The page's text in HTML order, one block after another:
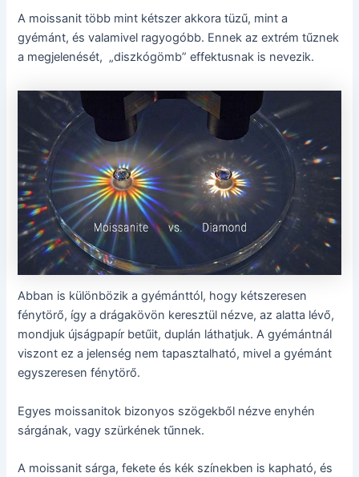
A moissanit több mint kétszer akkora tüzű, mint a
gyémánt, és valamivel ragyogóbb. Ennek az extrém tűznek
a megjelenését, „diszkógömb” effektusnak is nevezik.
Abban is különbözik a gyémánttól, hogy kétszeresen
fénytörő, így a drágakövön keresztül nézve, az alatta lévő,
mondjuk újságpapír betűit, duplán láthatjuk. A gyémántnál
viszont ez a jelenség nem tapasztalható, mivel a gyémánt
egyszeresen fénytörő.
Egyes moissanitok bizonyos szögekből nézve enyhén
sárgának, vagy szürkének tűnnek.
A moissanit sárga, fekete és kék színekben is kapható, és